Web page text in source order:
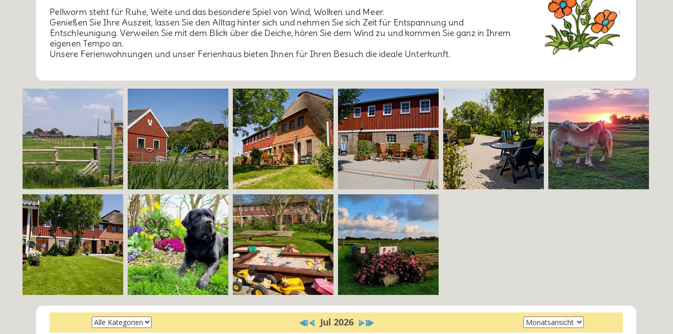
Pellworm steht für Ruhe, Weite und das besondere Spiel von Wind, Wolken und Meer.
Genießen Sie Ihre Auszeit, lassen Sie den Alltag hinter sich und nehmen Sie sich Zeit für Entspannung und
Entschleunigung. Verweilen Sie mit dem Blick über die Deiche, hören Sie dem Wind zu und kommen Sie ganz in Ihrem
eigenen Tempo an.
Unsere Ferienwohnungen und unser Ferienhaus bieten Ihnen für Ihren Besuch die ideale Unterkunft.
Jul 2026